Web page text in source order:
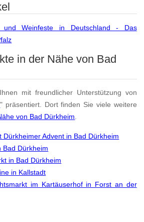
und Weinfeste in Deutschland - Das
in der Nähe von Bad
mit freundlicher Unterstützung von
" präsentiert. Dort finden Sie viele weitere
von Bad Dürkheim.
Dürkheimer Advent in Bad Dürkheim
Bad Dürkheim
in Bad Dürkheim
in Kallstadt
im Kartäuserhof in Forst an der